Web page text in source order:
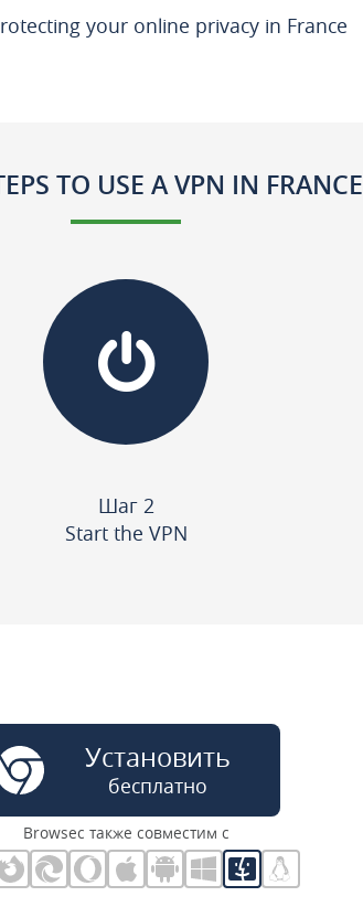
your online privacy in France
TO USE A VPN IN FRANCE
Шаг 2
Start the VPN
Установить
бесплатно
Browsec также совместим с